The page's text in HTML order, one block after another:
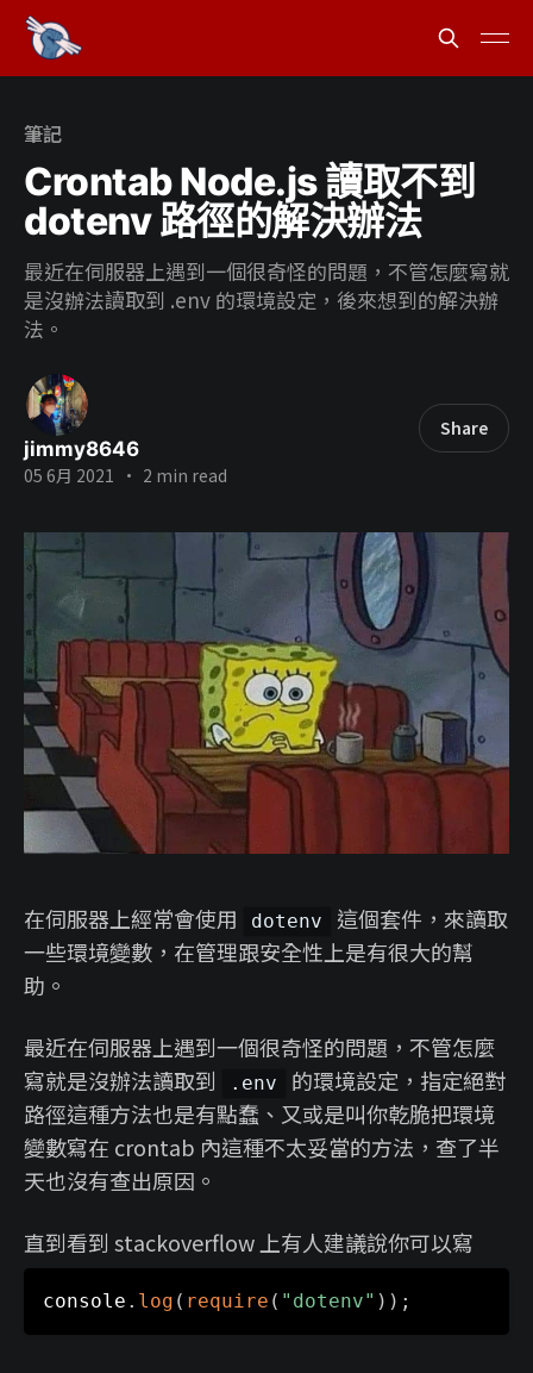
筆記
Crontab Node.js 讀取不到
dotenv 路徑的解決辦法
最近在伺服器上遇到一個很奇怪的問題，不管怎麼寫就
是沒辦法讀取到 .env 的環境設定，後來想到的解決辦
法。
jimmy8646
05 6月 2021 • 2 min read
Share
在伺服器上經常會使用 dotenv
這個套件，來讀取
一些環境變數，在管理跟安全性上是有很大的幫
助。
最近在伺服器上遇到一個很奇怪的問題，不管怎麼
寫就是沒辦法讀取到
.env
的環境設定，指定絕對
路徑這種方法也是有點蠢、又或是叫你乾脆把環境
變數寫在 crontab 內這種不太妥當的方法，查了半
天也沒有查出原因。
直到看到 stackoverflow 上有人建議說你可以寫
console . log ( require ( "dotenv" ) ) ;